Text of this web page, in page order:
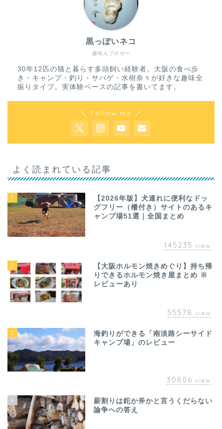
趣味人ブロガー
黒っぽいネコ
30年12匹の猫と暮らす多頭飼い経験者。大阪の食べ歩
き・キャンプ・釣り・サバゲ・水樹奈々が好きな趣味全
振りタイプ。実体験ベースの記事を書いてます。
＼ Follow me ／
よく読まれている記事
1
【2026年版】犬連れに便利なドッ
グフリー（柵付き）サイトのあるキ
ャンプ場51選｜全国まとめ
145235 view
2
【大阪ホルモン焼きめぐり】持ち帰
りできるホルモン焼き屋まとめ ※
レビューあり
55578 view
3
海釣りができる「南淡路シーサイド
キャンプ場」のレビュー
30806 view
4
薪割りは鉈か斧かと言うくだらない
論争への答え